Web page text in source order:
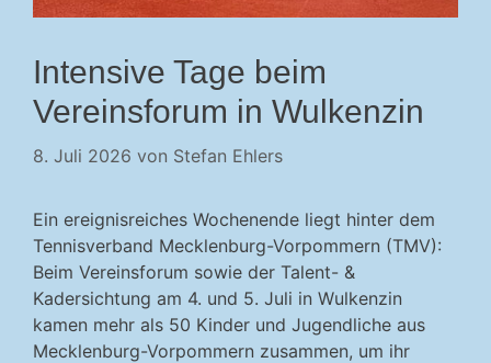
Intensive Tage beim
Vereinsforum in Wulkenzin
8. Juli 2026 von Stefan Ehlers
Ein ereignisreiches Wochenende liegt hinter dem
Tennisverband Mecklenburg-Vorpommern (TMV):
Beim Vereinsforum sowie der Talent- &
Kadersichtung am 4. und 5. Juli in Wulkenzin
kamen mehr als 50 Kinder und Jugendliche aus
Mecklenburg-Vorpommern zusammen, um ihr